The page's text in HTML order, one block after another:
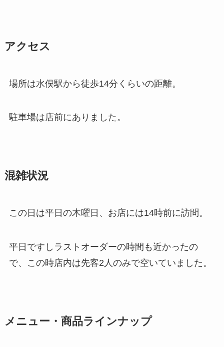
アクセス
場所は水俣駅から徒歩14分くらいの距離。
駐車場は店前にありました。
混雑状況
この日は平日の木曜日、お店には14時前に訪問。
平日ですしラストオーダーの時間も近かったの
で、この時店内は先客2人のみで空いていました。
メニュー・商品ラインナップ